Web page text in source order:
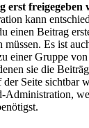
erst freigegeben
kann
einen Beitrag
müssen. Es ist
einer Gruppe
sie die
der Seite sichtbar
Administration,